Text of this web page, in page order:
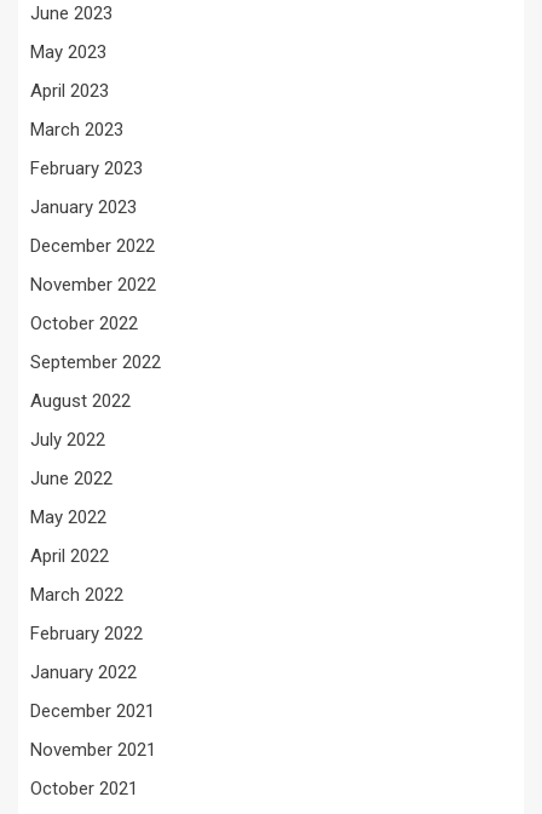
June 2023
May 2023
April 2023
March 2023
February 2023
January 2023
December 2022
November 2022
October 2022
September 2022
August 2022
July 2022
June 2022
May 2022
April 2022
March 2022
February 2022
January 2022
December 2021
November 2021
October 2021